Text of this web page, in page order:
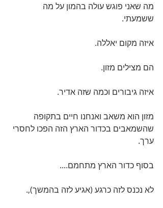
מה שאני פוגש עולה בהמון על מה
ששמעתי.
איזה מקום יאללה.
הם מצילים מזון.
איזה גיבורים וכמה שזה אדיר.
מזון הוא משאב ואנחנו חיים בתקופה
שהשמאבים בכדור הארץ הזה הפכו לחסרי
ערך.
בסוף כדור הארץ מתחמם....
לא נכנס לזה כרגע (אגיע לזה בהמשך),.